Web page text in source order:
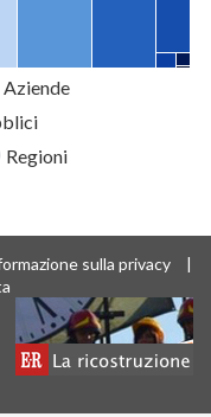
Aziende
Regioni
sulla privacy
|